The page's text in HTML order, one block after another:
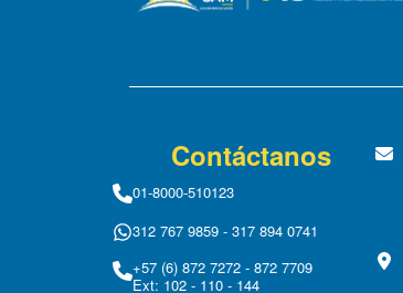
Contáctanos
01-8000-510123
312 767 9859 - 317 894 0741
+57 (6) 872 7272 - 872 7709
Ext: 102 - 110 - 144